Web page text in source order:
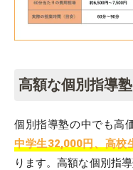
高額な個別指導
個別指導塾の中でも高
中学生32,000円、高校
ります。高額な個別指